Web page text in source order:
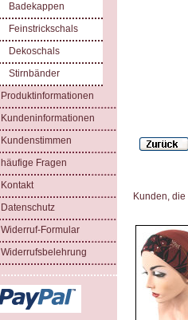
Badekappen
Feinstrickschals
Dekoschals
Stirnbänder
Produktinformationen
Kundeninformationen
Kundenstimmen
häufige Fragen
Kontakt
Datenschutz
Widerruf-Formular
Widerrufsbelehrung
Kunden,